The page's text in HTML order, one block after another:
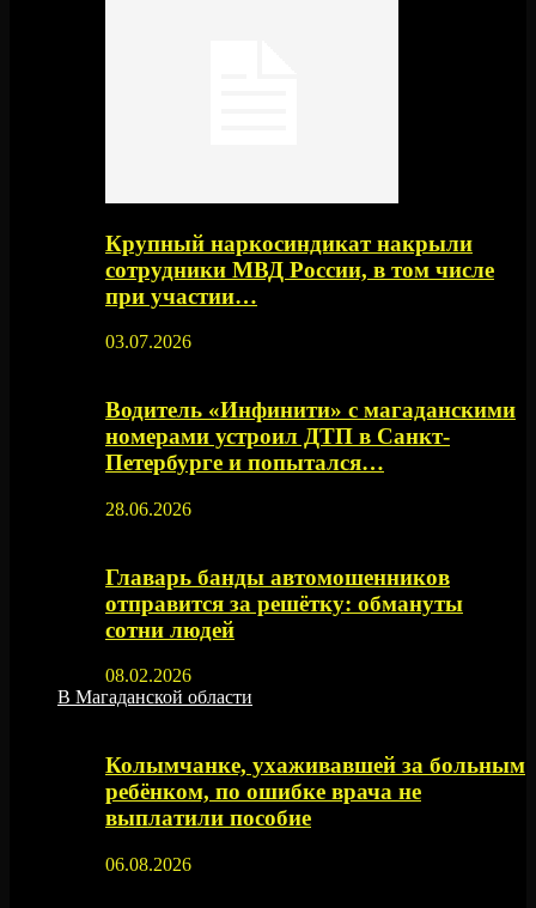
Крупный наркосиндикат накрыли
сотрудники МВД России, в том числе
при участии…
03.07.2026
Водитель «Инфинити» с магаданскими
номерами устроил ДТП в Санкт-
Петербурге и попытался…
28.06.2026
Главарь банды автомошенников
отправится за решётку: обмануты
сотни людей
08.02.2026
В Магаданской области
Колымчанке, ухаживавшей за больным
ребёнком, по ошибке врача не
выплатили пособие
06.08.2026